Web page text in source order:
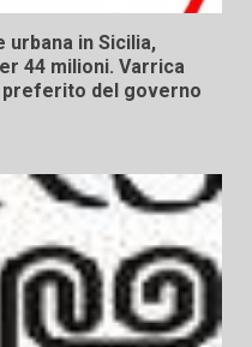
in Sicilia,
44 milioni. Varrica
preferito del governo